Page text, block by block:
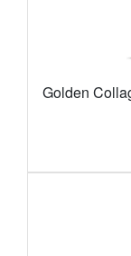
Golden